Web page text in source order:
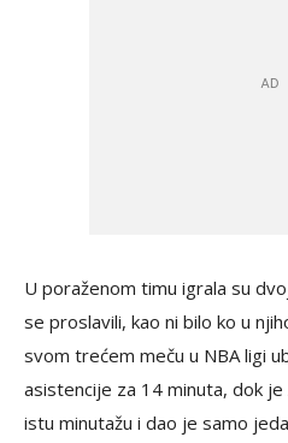
U poraženom timu igrala su
se proslavili, kao ni bilo ko u
svom trećem meču u NBA ligi
asistencije za 14 minuta, dok
istu minutažu i dao je samo